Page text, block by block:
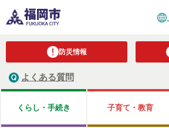
防災情報
よくある質問
くらし・手続き 子育て・教育